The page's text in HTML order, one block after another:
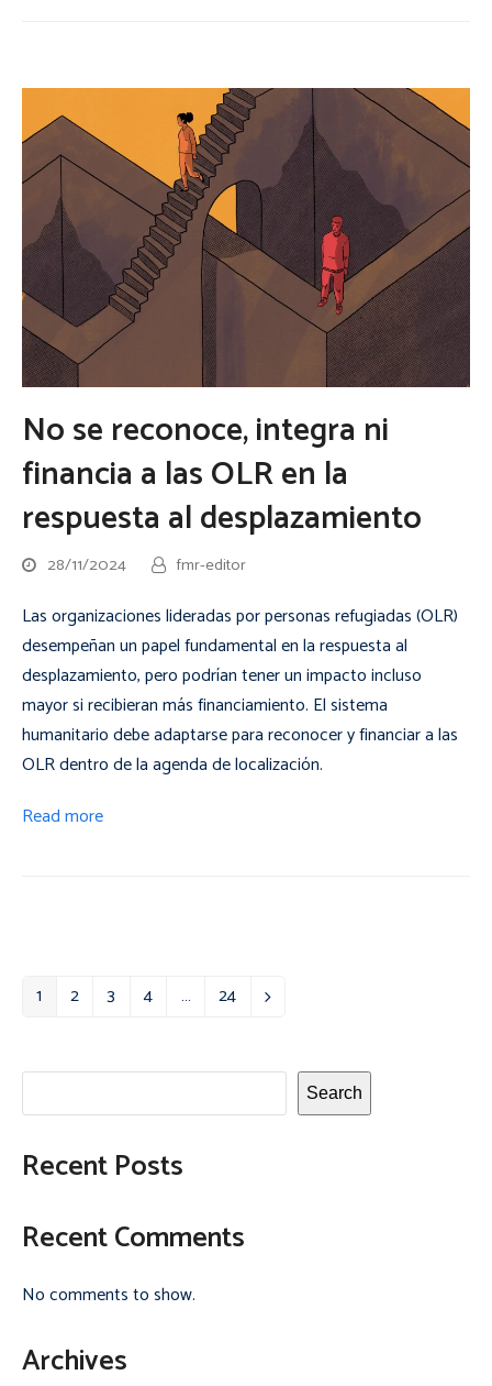
No se reconoce, integra ni
financia a las OLR en la
respuesta al desplazamiento
28/11/2024 fmr-editor
Las organizaciones lideradas por personas refugiadas (OLR)
desempeñan un papel fundamental en la respuesta al
desplazamiento, pero podrían tener un impacto incluso
mayor si recibieran más financiamiento. El sistema
humanitario debe adaptarse para reconocer y financiar a las
OLR dentro de la agenda de localización.
Read more
Page
1 Page
2 Page
3 Page
4 … Page
24 Next
Search
Recent Posts
Recent Comments
No comments to show.
Archives